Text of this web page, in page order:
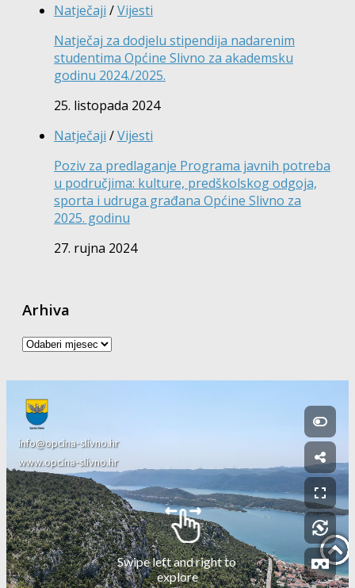
Natječaji /Vijesti
Natječaj za dodjelu stipendija nadarenim
studentima Općine Slivno za akademsku
godinu 2024./2025.
25. listopada 2024
Natječaji /Vijesti
Poziv za predlaganje Programa javnih potreba
u područjima: kulture, predškolskog odgoja,
sporta i udruga građana Općine Slivno za
2025. godinu
27. rujna 2024
Arhiva
Arhiva